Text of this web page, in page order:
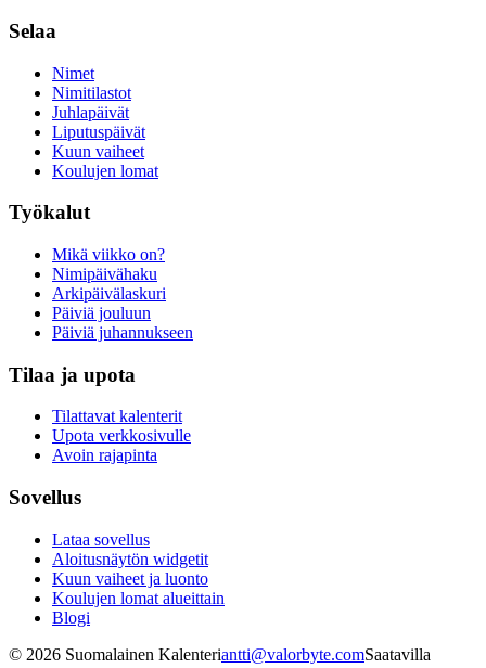
Selaa
Nimet
Nimitilastot
Juhlapäivät
Liputuspäivät
Kuun vaiheet
Koulujen lomat
Työkalut
Mikä viikko on?
Nimipäivähaku
Arkipäivälaskuri
Päiviä jouluun
Päiviä juhannukseen
Tilaa ja upota
Tilattavat kalenterit
Upota verkkosivulle
Avoin rajapinta
Sovellus
Lataa sovellus
Aloitusnäytön widgetit
Kuun vaiheet ja luonto
Koulujen lomat alueittain
Blogi
© 2026 Suomalainen Kalenteriantti@valorbyte.comSaatavilla